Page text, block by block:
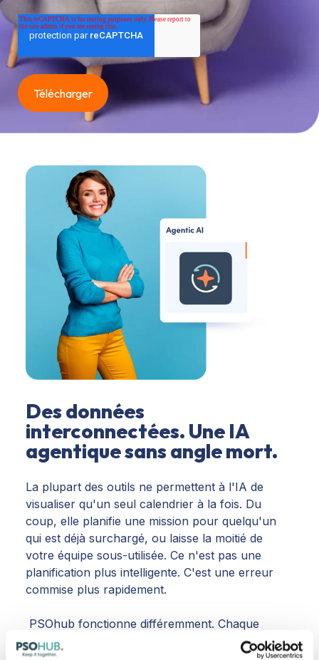
Des données
interconnectées. Une IA
agentique sans angle mort.
La plupart des outils ne permettent à l'IA de
visualiser qu'un seul calendrier à la fois. Du
coup, elle planifie une mission pour quelqu'un
qui est déjà surchargé, ou laisse la moitié de
votre équipe sous-utilisée. Ce n'est pas une
planification plus intelligente. C'est une erreur
commise plus rapidement.
PSOhub fonctionne différemment. Chaque
réservation, chaque heure, chaque absence et